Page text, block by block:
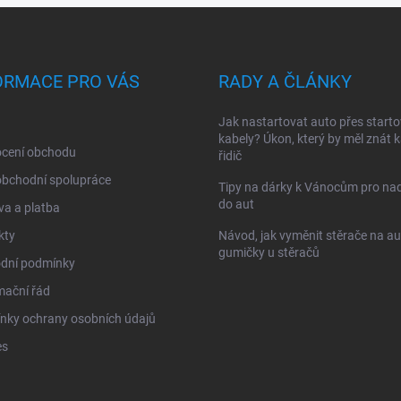
PRO VÁS
obchodu
spolupráce
a platba
podmínky
řád
ochrany osobních údajů
RADY A ČLÁNKY
Jak nastartovat auto přes
kabely? Úkon, který by měl znát
řidič
Tipy na dárky k Vánocům pro
do aut
Návod, jak vyměnit stěrače na
gumičky u stěračů